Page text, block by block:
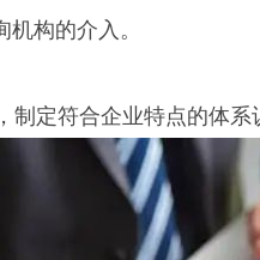
构的介入。
制定符合企业特点的体系